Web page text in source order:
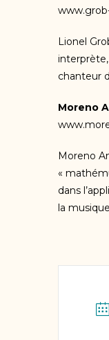
Lionel
chanteur
Moreno
Moreno
«
dans
la